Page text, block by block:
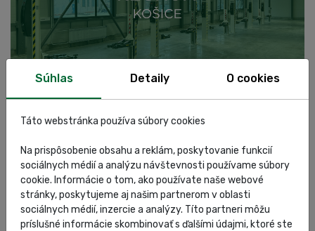
Tagy článkov:
Súhlas Detaily O cookies
Táto webstránka používa súbory cookies
Na prispôsobenie obsahu a reklám, poskytovanie funkcií
sociálnych médií a analýzu návštevnosti používame súbory
cookie. Informácie o tom, ako používate naše webové
stránky, poskytujeme aj našim partnerom v oblasti
sociálnych médií, inzercie a analýzy. Títo partneri môžu
príslušné informácie skombinovať s ďalšími údajmi, ktoré ste